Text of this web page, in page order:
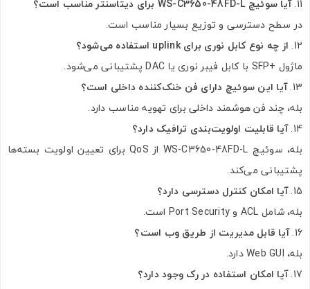
آیا سوئیچ WS-C3650-48FD-L برای دیتاسنتر مناسب است؟
در سطح دسترسی و توزیع بسیار مناسب است.
از چه نوع کابل نوری برای uplink استفاده می‌شود؟
ماژول +SFP با کابل فیبر نوری یا DAC پشتیبانی می‌شود.
آیا این سوئیچ دارای فن خنک‌کننده داخلی است؟
بله، چند فن هوشمند داخلی برای تهویه مناسب دارد.
آیا قابلیت اولویت‌بندی ترافیک دارد؟
بله، سوئیچ WS-C3650-48FD-L از QoS برای تعیین اولویت بسته‌ها
پشتیبانی می‌کند.
آیا امکان کنترل دسترسی دارد؟
بله، شامل ACL و Port Security است.
آیا قابل مدیریت از طریق وب است؟
بله، Web GUI دارد.
آیا امکان استفاده در رک وجود دارد؟